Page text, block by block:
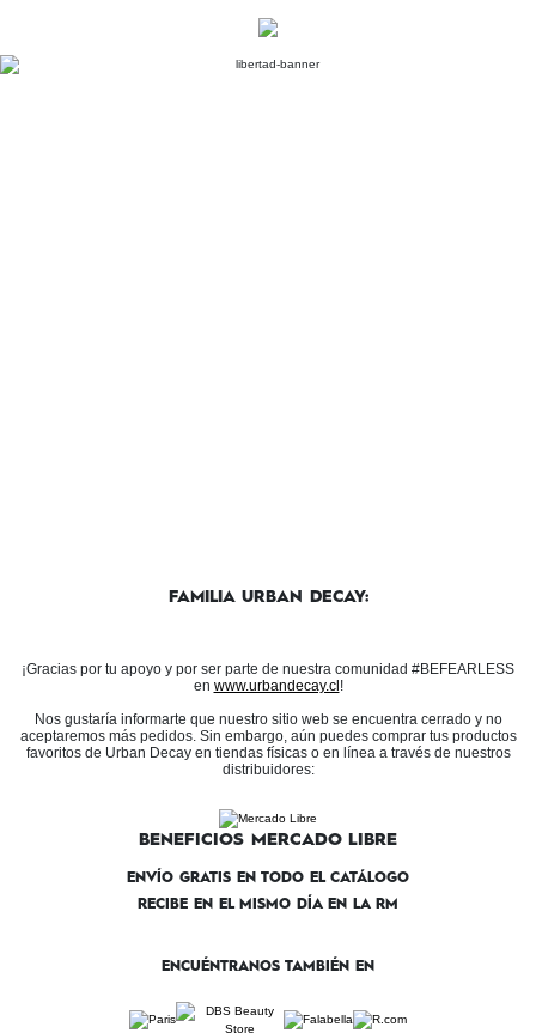
FAMILIA URBAN DECAY:
¡Gracias por tu apoyo y por ser parte de nuestra comunidad #BEFEARLESS
en www.urbandecay.cl !
Nos gustaría informarte que nuestro sitio web se encuentra cerrado y no
aceptaremos más pedidos. Sin embargo, aún puedes comprar tus productos
favoritos de Urban Decay en tiendas físicas o en línea a través de nuestros
distribuidores:
BENEFICIOS MERCADO LIBRE
ENVÍO GRATIS EN TODO EL CATÁLOGO
RECIBE EN EL MISMO DÍA EN LA RM
ENCUÉNTRANOS TAMBIÉN EN